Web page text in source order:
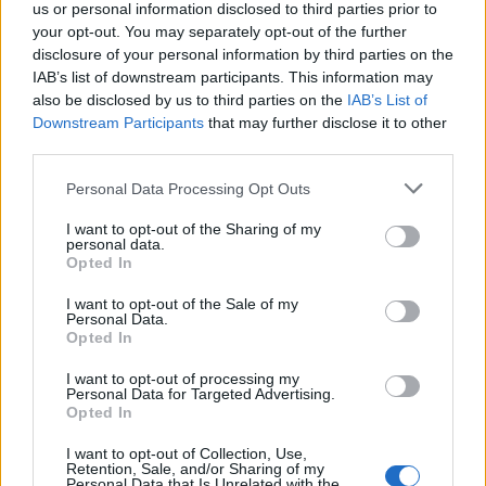
us or personal information disclosed to third parties prior to
your opt-out. You may separately opt-out of the further
disclosure of your personal information by third parties on the
IAB’s list of downstream participants. This information may
also be disclosed by us to third parties on the IAB’s List of
Downstream Participants that may further disclose it to other
Personal Data Processing Opt Outs
I want to opt-out of the Sharing of my
personal data.
Opted In
I want to opt-out of the Sale of my
Personal Data.
Opted In
I want to opt-out of processing my
Personal Data for Targeted Advertising.
Opted In
I want to opt-out of Collection, Use,
Retention, Sale, and/or Sharing of my
Lo spot esprime inoltre l’importanza della velocità e della
Ritmato dalla nuova hit dei Måneskin ‘Supermodel’,lo spot
(durata 30” e 20”) è on air sulle principali emittenti nazionali e sul
CREDITI
Regia:Miguel Usandivaras
Casa di produzione:
Think Cattleya
Direttore della fotografia:Roman Martinez